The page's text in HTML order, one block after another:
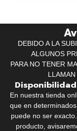
DEBIDO A LA
ALGUNOS
PARA NO TENER
LLAMAN
En nuestra tienda
que en
puede no ser
producto,